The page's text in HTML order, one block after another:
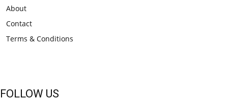
About
Contact
Terms & Conditions
FOLLOW US